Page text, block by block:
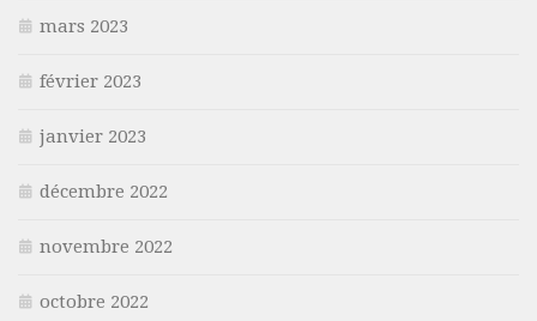
mars 2023
février 2023
janvier 2023
décembre 2022
novembre 2022
octobre 2022